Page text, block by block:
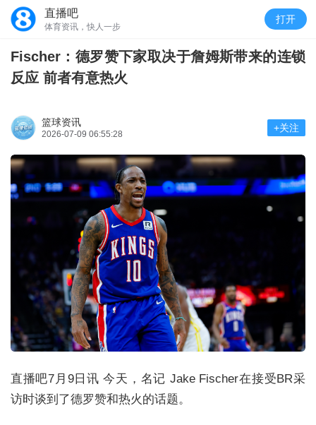
直播吧
体育资讯，快人一步
打开
Fischer：德罗赞下家取决于詹姆斯带来的连锁
反应 前者有意热火
篮球资讯
2026-07-09 06:55:28
+关注
直播吧7月9日讯 今天，名记 Jake Fischer在接受BR采
访时谈到了德罗赞和热火的话题。